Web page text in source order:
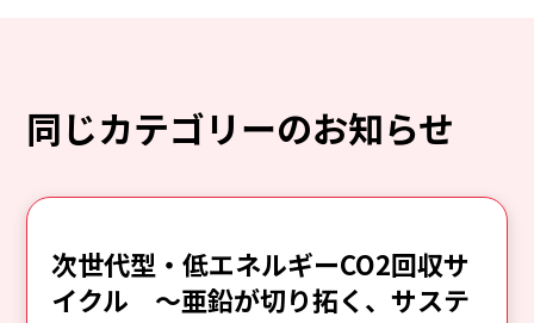
同じカテゴリーのお知らせ
次世代型・低エネルギーCO2回収サ
イクル ～亜鉛が切り拓く、サステ